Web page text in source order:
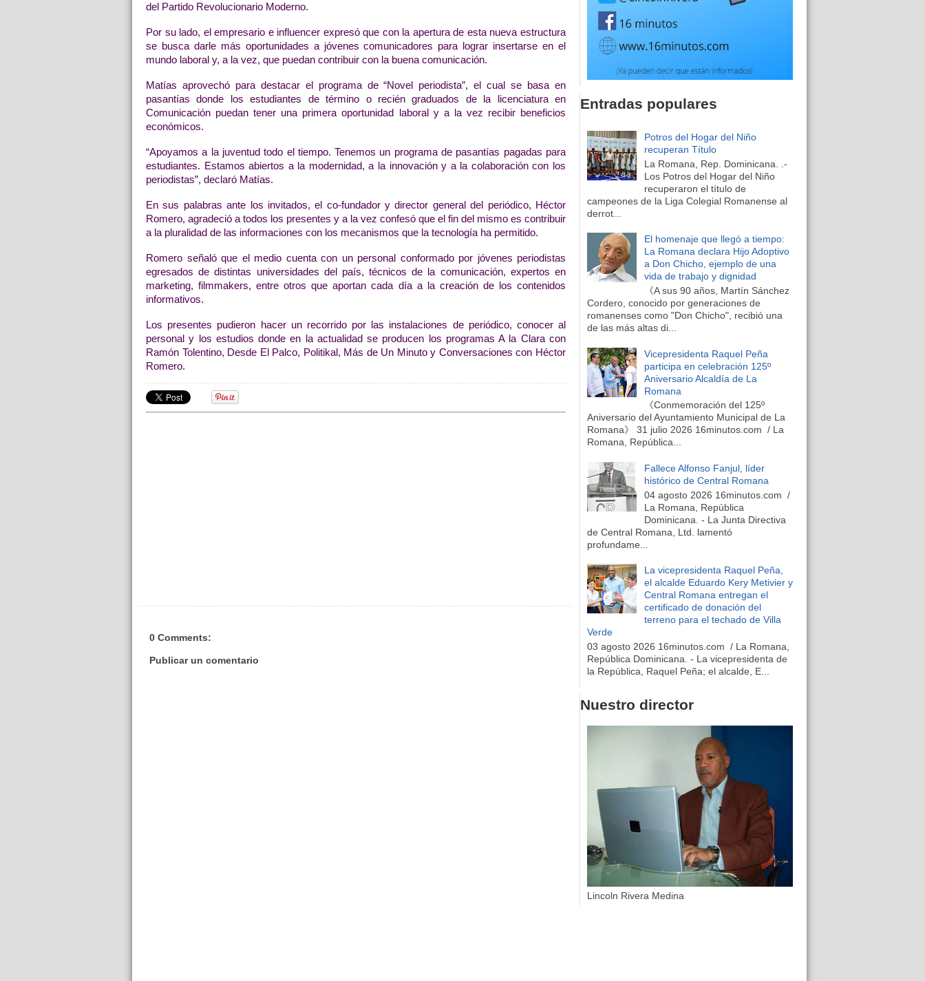
del Partido Revolucionario Moderno.
Por su lado, el empresario e influencer expresó que con la apertura de esta nueva estructura
se busca darle más oportunidades a jóvenes comunicadores para lograr insertarse en el
mundo laboral y, a la vez, que puedan contribuir con la buena comunicación.
Matías aprovechó para destacar el programa de “Novel periodista”, el cual se basa en
pasantías donde los estudiantes de término o recién graduados de la licenciatura en
Comunicación puedan tener una primera oportunidad laboral y a la vez recibir beneficios
económicos.
“Apoyamos a la juventud todo el tiempo. Tenemos un programa de pasantías pagadas para
estudiantes. Estamos abiertos a la modernidad, a la innovación y a la colaboración con los
periodistas”, declaró Matías.
En sus palabras ante los invitados, el co-fundador y director general del periódico, Héctor
Romero, agradeció a todos los presentes y a la vez confesó que el fin del mismo es contribuir
a la pluralidad de las informaciones con los mecanismos que la tecnología ha permitido.
Romero señaló que el medio cuenta con un personal conformado por jóvenes periodistas
egresados de distintas universidades del país, técnicos de la comunicación, expertos en
marketing, filmmakers, entre otros que aportan cada día a la creación de los contenidos
informativos.
Los presentes pudieron hacer un recorrido por las instalaciones de periódico, conocer al
personal y los estudios donde en la actualidad se producen los programas A la Clara con
Ramón Tolentino, Desde El Palco, Politikal, Más de Un Minuto y Conversaciones con Héctor
Romero.
0 Comments:
Publicar un comentario
Entradas populares
Potros del Hogar del Niño
recuperan Título
La Romana, Rep. Dominicana. .-
Los Potros del Hogar del Niño
recuperaron el título de
campeones de la Liga Colegial Romanense al
derrot...
El homenaje que llegó a tiempo:
La Romana declara Hijo Adoptivo
a Don Chicho, ejemplo de una
vida de trabajo y dignidad
《A sus 90 años, Martín Sánchez
Cordero, conocido por generaciones de
romanenses como "Don Chicho", recibió una
de las más altas di...
Vicepresidenta Raquel Peña
participa en celebración 125º
Aniversario Alcaldía de La
Romana
《Conmemoración del 125º
Aniversario del Ayuntamiento Municipal de La
Romana》 31 julio 2026 16minutos.com / La
Romana, República...
Fallece Alfonso Fanjul, líder
histórico de Central Romana
04 agosto 2026 16minutos.com /
La Romana, República
Dominicana. - La Junta Directiva
de Central Romana, Ltd. lamentó
profundame...
La vicepresidenta Raquel Peña,
el alcalde Eduardo Kery Metivier y
Central Romana entregan el
certificado de donación del
terreno para el techado de Villa
Verde
03 agosto 2026 16minutos.com / La Romana,
República Dominicana. - La vicepresidenta de
la República, Raquel Peña; el alcalde, E...
Nuestro director
Lincoln Rivera Medina